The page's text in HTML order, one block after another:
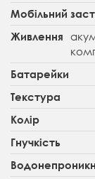
Мобільний
Живлення
Батарейки
Текстура
Колір
Гнучкість